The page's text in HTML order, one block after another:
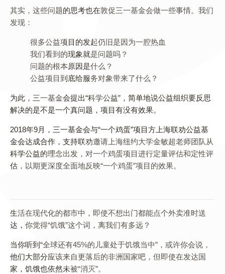
其实，这些问题的思考也在敦促三一基金会做一些事情。我们
发现：
很多公益项目的发起仍旧是因为一腔热血
我们看到的现象就是问题吗？
问题的根本原因是什么？
公益项目到底给服务对象带来了什么？
为此，三一基金会提出“科学公益”，简单地说公益组织要反思
解决的是不是一个真问题，项目有没有效果。
2018年9月，三一基金会与“一个鸡蛋”项目方上海联劝公益基
金会达成合作，支持联劝邀请上海纽约大学金敏超老师团队从
科学公益的理念出发，对一个鸡蛋项目进行定量评估和定性评
估，以期更深度全面地反映“一个鸡蛋”项目的效果。
生活在现代化的都市中，即使不想出门都能点个外卖准时送
达，你觉得“饥饿”这个词，离我们有多远？
当你听到“全球还有45%的儿童处于饥饿当中”，或许你会说，
他们大部分应该来自更落后的非洲国家吧，但即使在发达国
家，饥饿也依然未被“消灭”。